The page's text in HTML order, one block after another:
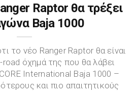
Raptor θα τρέξει
Baja 1000
το νέο Ranger Raptor θα είναι
όχημά της που θα λάβει
International Baja 1000 –
και πιο απαιτητικούς